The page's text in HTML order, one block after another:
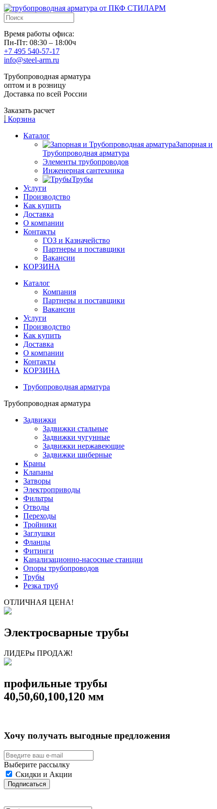
Время работы офиса:
Пн-Пт: 08:30 – 18:00ч
+7 495 540-57-17
info@steel-arm.ru
Трубопроводная арматура
оптом и в розницу
Доставка по всей России
Заказать расчет
. Корзина
Каталог
Запорная и
Трубопроводная арматура
Элементы трубопроводов
Инженерная сантехника
Трубы
Услуги
Производство
Как купить
Доставка
О компании
Контакты
ГОЗ и Казначейство
Партнеры и поставщики
Вакансии
КОРЗИНА
Каталог
Компания
Партнеры и поставщики
Вакансии
Услуги
Производство
Как купить
Доставка
О компании
Контакты
КОРЗИНА
Трубопроводная арматура
Трубопроводная арматура
Задвижки
Задвижки стальные
Задвижки чугунные
Задвижки нержавеющие
Задвижки шиберные
Краны
Клапаны
Затворы
Электроприводы
Фильтры
Отводы
Переходы
Тройники
Заглушки
Фланцы
Фитинги
Канализационно-насосные станции
Опоры трубопроводов
Трубы
Резка труб
ОТЛИЧНАЯ ЦЕНА!
Электросварные трубы
ЛИДЕРы ПРОДАЖ!
профильные трубы
40,50,60,100,120 мм
Хочу получать выгодные предложения
Выберите рассылку
Скидки и Акции
Подписаться